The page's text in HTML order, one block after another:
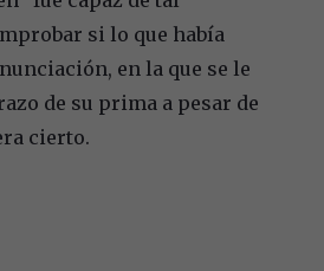
si lo que había
en la que se le
de su prima a pesar de
cierto.